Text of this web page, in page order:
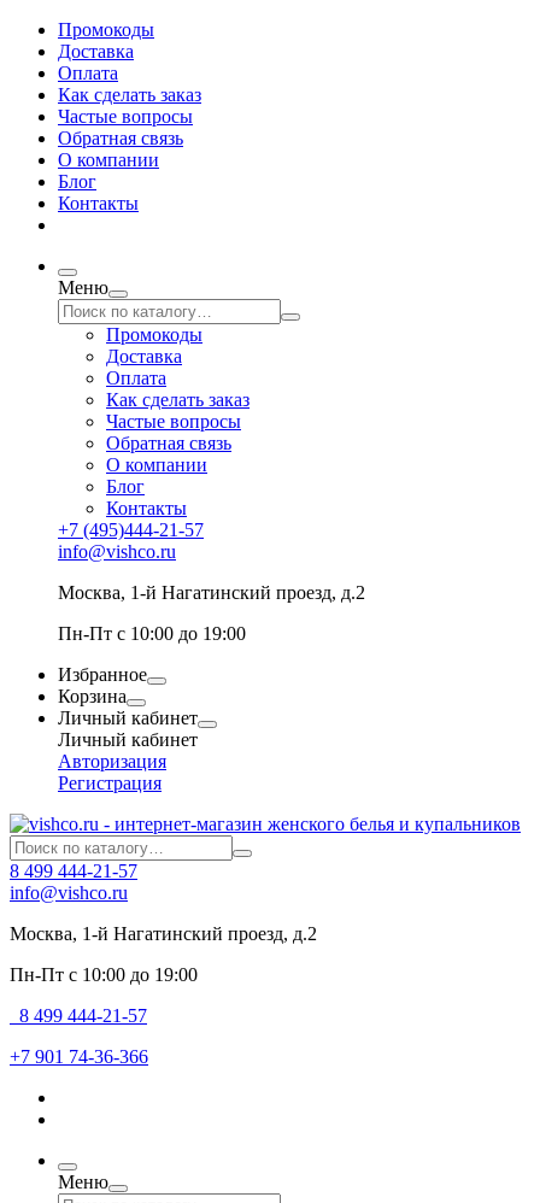
Промокоды
Доставка
Оплата
Как сделать заказ
Частые вопросы
Обратная связь
О компании
Блог
Контакты
Меню
Промокоды
Доставка
Оплата
Как сделать заказ
Частые вопросы
Обратная связь
О компании
Блог
Контакты
+7 (495)444-21-57
info@vishco.ru
Москва, 1-й Нагатинский проезд, д.2
Пн-Пт с 10:00 до 19:00
Избранное
Корзина
Личный кабинет
Личный кабинет
Авторизация
Регистрация
8 499 444-21-57
info@vishco.ru
Москва, 1-й Нагатинский проезд, д.2
Пн-Пт с 10:00 до 19:00
8 499 444-21-57
+7 901 74-36-366
Меню